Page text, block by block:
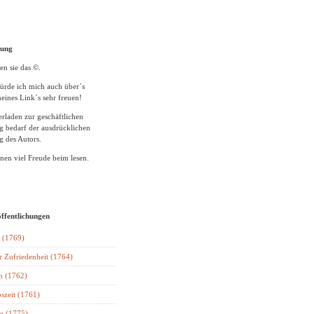
sie das ©.
ich mich auch über´s
Link´s sehr freuen!
zur geschäftlichen
bedarf der ausdrücklichen
des Autors.
viel Freude beim lesen.
(1769)
Zufriedenheit (1764)
(1762)
(1761)